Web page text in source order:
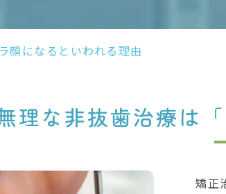
顔になるといわれる理由
理な非抜歯治療は
矯正